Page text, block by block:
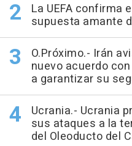
La UEFA confirma
supuesta amante
O.Próximo.- Irán
nuevo acuerdo
a garantizar su
Ucrania.- Ucrania
sus ataques a la
del Oleoducto del